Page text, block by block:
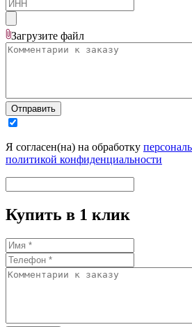
Загрузите файл
Отправить
Я согласен(на) на обработку
политикой конфиденциальности
Купить в 1 клик